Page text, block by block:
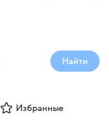
Найти
Избранные